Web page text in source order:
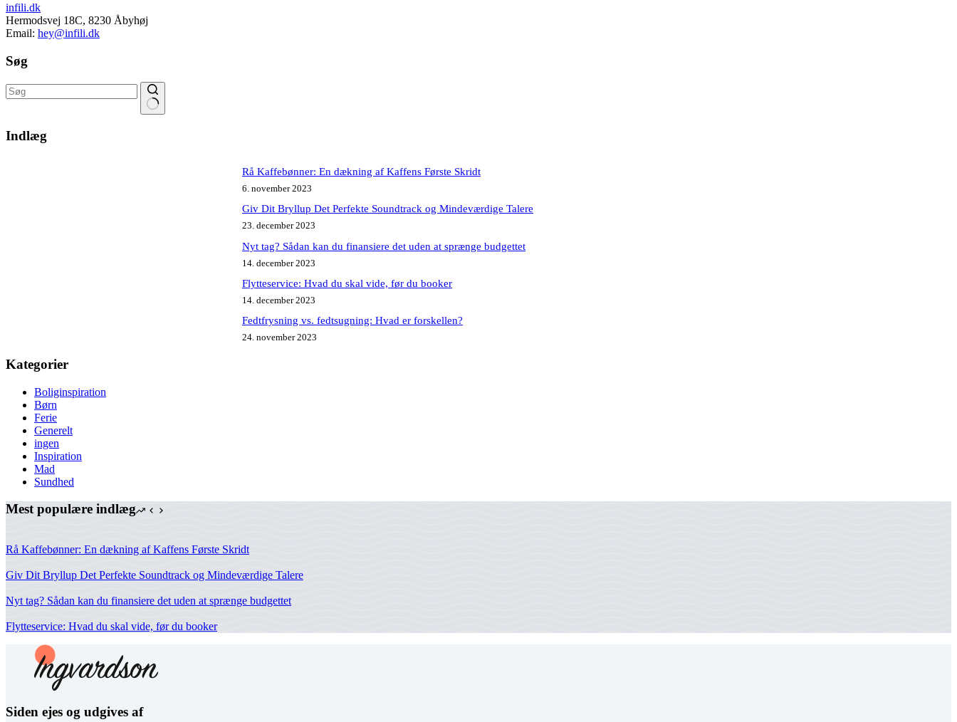
infili.dk
Hermodsvej 18C, 8230 Åbyhøj
Email: hey@infili.dk
Søg
resultater
Indlæg
Rå Kaffebønner: En dækning af Kaffens Første Skridt
6. november 2023
Giv Dit Bryllup Det Perfekte Soundtrack og Mindeværdige Talere
23. december 2023
Nyt tag? Sådan kan du finansiere det uden at sprænge budgettet
14. december 2023
Flytteservice: Hvad du skal vide, før du booker
14. december 2023
Fedtfrysning vs. fedtsugning: Hvad er forskellen?
24. november 2023
Kategorier
Boliginspiration
Børn
Ferie
Generelt
ingen
Inspiration
Mad
Sundhed
Mest populære indlæg
Rå Kaffebønner: En dækning af Kaffens Første Skridt
Giv Dit Bryllup Det Perfekte Soundtrack og Mindeværdige Talere
Nyt tag? Sådan kan du finansiere det uden at sprænge budgettet
Flytteservice: Hvad du skal vide, før du booker
Siden ejes og udgives af